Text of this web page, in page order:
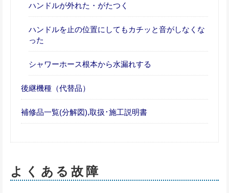
ハンドルが外れた・がたつく
ハンドルを止の位置にしてもカチッと音がしなくな
った
シャワーホース根本から水漏れする
後継機種（代替品）
補修品一覧(分解図),取扱･施工説明書
よくある故障